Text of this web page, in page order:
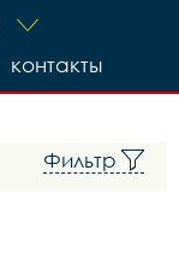
контакты
Фильтр